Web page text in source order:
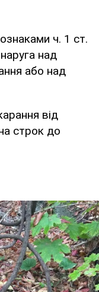
ч. 1 ст.
над
або над
від
строк до